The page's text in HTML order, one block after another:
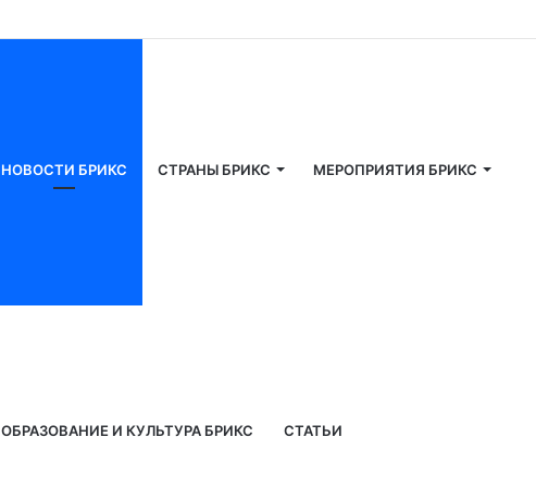
НОВОСТИ БРИКС СТРАНЫ БРИКС МЕРОПРИЯТИЯ БРИКС
ОБРАЗОВАНИЕ И КУЛЬТУРА БРИКС СТАТЬИ